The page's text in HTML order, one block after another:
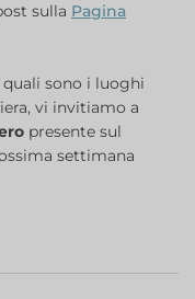
sulla Pagina
sono i luoghi
vi invitiamo a
presente sul
settimana